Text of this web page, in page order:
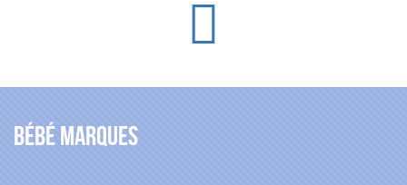
Bébé Marques